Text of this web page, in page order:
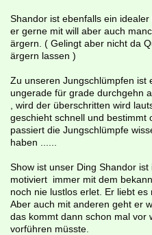
Shandor ist ebenfalls ein
er gerne mit will aber auch
ärgern. ( Gelingt aber nicht da
ärgern lassen )
Zu unseren Jungschlümpfen ist
ungerade für grade durchgehn
, wird der überschritten wird
geschieht schnell und bestimmt
passiert die Jungschlümpfe
haben ......
Show ist unser Ding Shandor
motiviert immer mit dem
noch nie lustlos erlet. Er liebt es
Aber auch mit anderen geht er
das kommt dann schon mal vor
vorführen müsste.